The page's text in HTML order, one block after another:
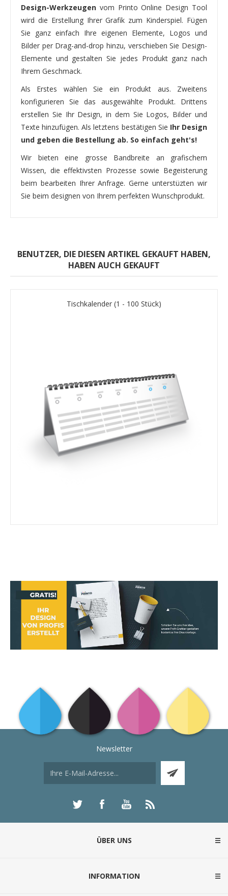
Design-Werkzeugen vom Printo Online Design Tool
wird die Erstellung Ihrer Grafik zum Kinderspiel. Fügen
Sie ganz einfach Ihre eigenen Elemente, Logos und
Bilder per Drag-and-drop hinzu, verschieben Sie Design-
Elemente und gestalten Sie jedes Produkt ganz nach
Ihrem Geschmack.
Als Erstes wählen Sie ein Produkt aus. Zweitens
konfigurieren Sie das ausgewählte Produkt. Drittens
erstellen Sie Ihr Design, in dem Sie Logos, Bilder und
Texte hinzufügen. Als letztens bestätigen Sie Ihr Design
und geben die Bestellung ab. So einfach geht's!
Wir bieten eine grosse Bandbreite an grafischem
Wissen, die effektivsten Prozesse sowie Begeisterung
beim bearbeiten Ihrer Anfrage. Gerne unterstüzten wir
Sie beim designen von Ihrem perfekten Wunschprodukt.
BENUTZER, DIE DIESEN ARTIKEL GEKAUFT HABEN,
HABEN AUCH GEKAUFT
Tischkalender (1 - 100 Stück)
Newsletter
ÜBER UNS
INFORMATION